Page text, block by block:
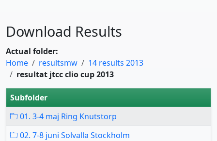
Download Results
Actual folder:
Home
resultsmw
14 results 2013
resultat jtcc clio cup 2013
Subfolder
01. 3-4 maj Ring Knutstorp
02. 7-8 juni Solvalla Stockholm